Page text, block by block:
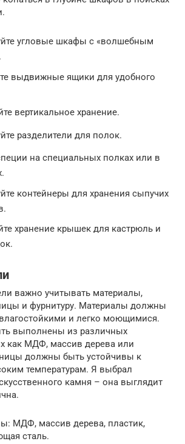
угловые шкафы с «волшебным
выдвижные ящики для удобного
вертикальное хранение.
разделители для полок.
на специальных полках или в
контейнеры для хранения сыпучих
хранение крышек для кастрюль и
важно учитывать материалы,
и фурнитуру. Материалы должны
и легко моющимися.
выполнены из различных
как МДФ, массив дерева или
должны быть устойчивы к
температурам. Я выбрал
камня – она выглядит
МДФ, массив дерева, пластик,
сталь.